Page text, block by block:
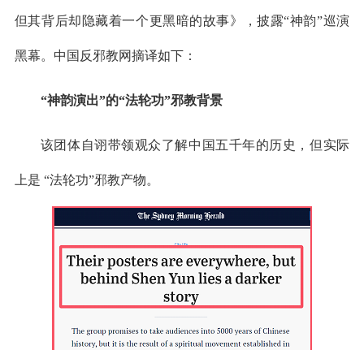
但其背后却隐藏着一个更黑暗的故事》，披露“神韵”巡演
黑幕。中国反邪教网摘译如下：
“神韵演出”的“法轮功”邪教背景
该团体自诩带领观众了解中国五千年的历史，但实际
上是 “法轮功”邪教产物。